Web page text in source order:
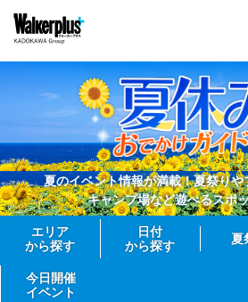
夏のイベント情報が満載！夏祭り
キャンプ場など遊べるスポ
エリア
から探す
日付
から探す
夏
今日開催
イベント